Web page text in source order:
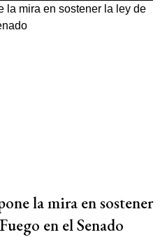
la mira en sostener
en el Senado